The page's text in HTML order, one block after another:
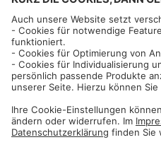
Informationen
Impressum
Datenschutzhinweise
AGB und Widerrufsbelehrung
Dehner Unternehmen